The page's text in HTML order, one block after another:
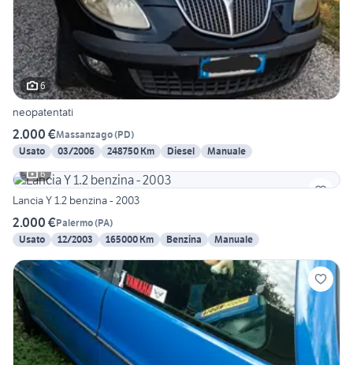
6
neopatentati
2.000 €Massanzago(PD)
Usato
03/2006 248750 Km Diesel
Manuale
6
Lancia Y 1.2 benzina - 2003
2.000 €Palermo(PA)
Usato
12/2003 165000 Km Benzina Manuale